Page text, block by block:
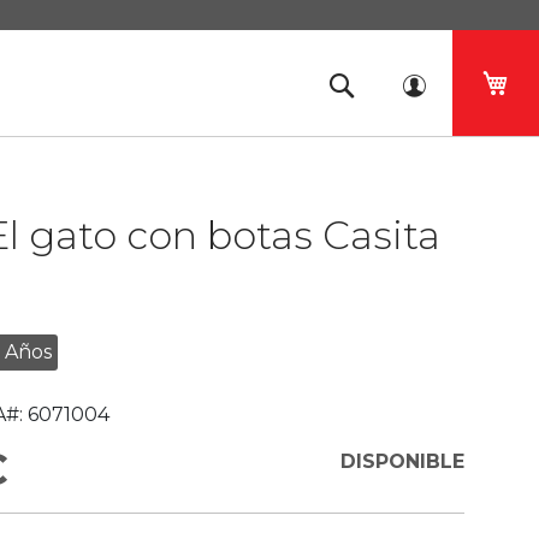
gato con botas Casita
Años
6071004
DISPONIBLE